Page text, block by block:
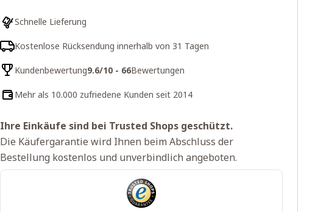
Schnelle Lieferung
Kostenlose Rücksendung innerhalb von 31 Tagen
Kundenbewertung9.6/10 - 66Bewertungen
Mehr als 10.000 zufriedene Kunden seit 2014
Ihre Einkäufe sind bei Trusted Shops geschützt.
Die Käufergarantie wird Ihnen beim Abschluss der
Bestellung kostenlos und unverbindlich angeboten.